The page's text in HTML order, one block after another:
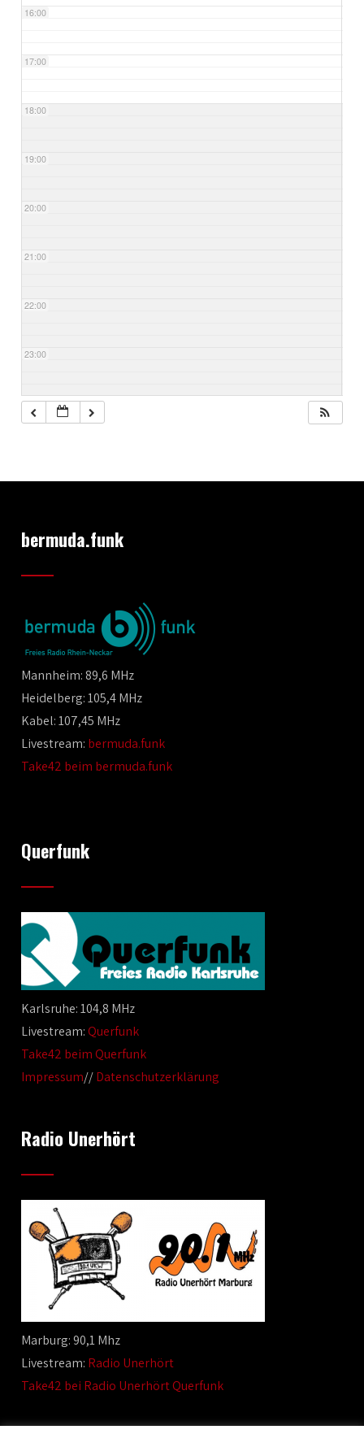
16:00
17:00
18:00
19:00
20:00
21:00
22:00
23:00
bermuda.funk
Mannheim: 89,6 MHz
Heidelberg: 105,4 MHz
Kabel: 107,45 MHz
Livestream: bermuda.funk
Take42 beim bermuda.funk
Querfunk
Karlsruhe: 104,8 MHz
Livestream:Querfunk
Take42 beim Querfunk
Impressum//Datenschutzerklärung
Radio Unerhört
Marburg: 90,1 Mhz
Livestream: Radio Unerhört
Take42 bei Radio Unerhört Querfunk